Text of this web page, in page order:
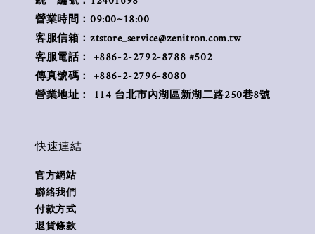
營業時間：09:00~18:00
客服信箱：ztstore_service@zenitron.com.tw
客服電話： +886-2-2792-8788 #502
傳真號碼： +886-2-2796-8080
營業地址： 114 台北市內湖區新湖二路250巷8號
快速連結
官方網站
聯絡我們
付款方式
退貨條款